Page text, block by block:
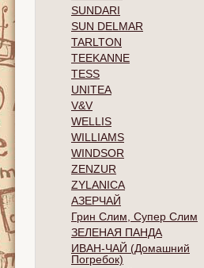
SUNDARI
SUN DELMAR
TARLTON
TEEKANNE
TESS
UNITEA
V&V
WELLIS
WILLIAMS
WINDSOR
ZENZUR
ZYLANICA
АЗЕРЧАЙ
Грин Слим, Супер Слим
ЗЕЛЕНАЯ ПАНДА
ИВАН-ЧАЙ (Домашний
Погребок)